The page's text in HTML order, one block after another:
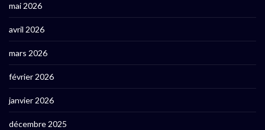
mai 2026
avril 2026
mars 2026
février 2026
janvier 2026
décembre 2025